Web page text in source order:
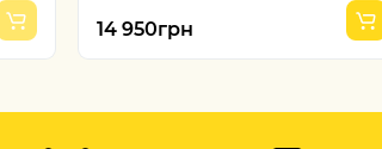
14 950грн